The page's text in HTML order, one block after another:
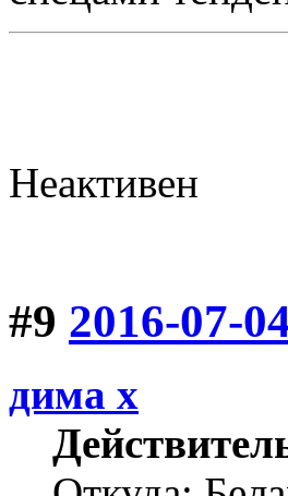
Неактивен
#9 2016-07-
дима х